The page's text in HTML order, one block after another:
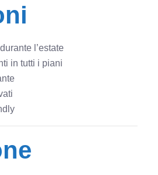
l’estate
in tutti i piani